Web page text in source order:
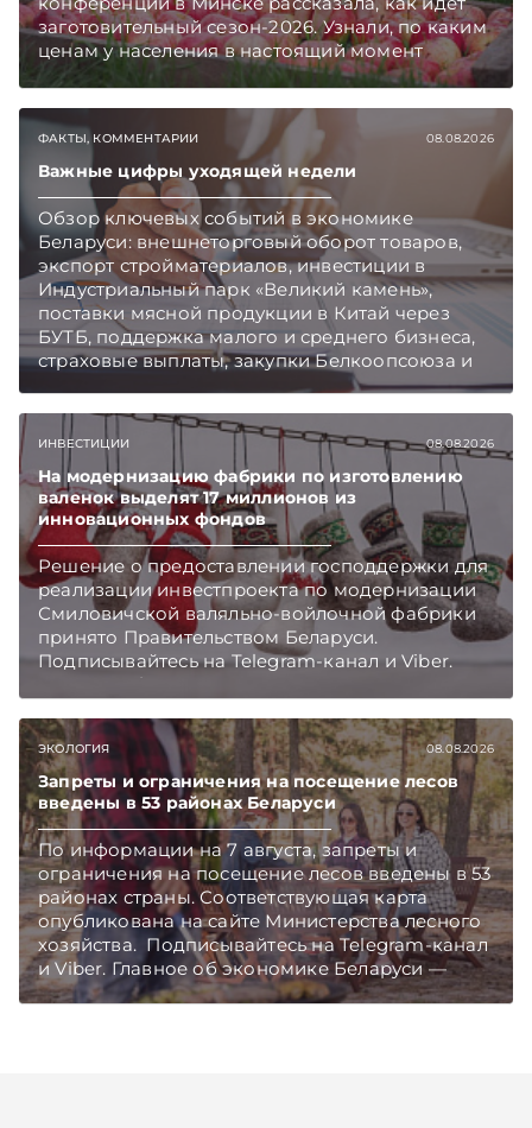
заготовительный сезон-2026. Узнали, по каким
ценам у населения в настоящий момент
закупают продукцию, сколько
как изменились правила игры в текущем году.
Подписывайтесь на Telegram‑канал и Viber.
Главное об экономике Беларуси — раньше,
чем в новостях TelegramViber
ФАКТЫ, КОММЕНТАРИИ 08.08.2026
Важные цифры уходящей недели
Обзор ключевых событий в экономике
Беларуси: внешнеторговый оборот товаров,
экспорт стройматериалов, инвестиции в
Индустриальный парк «Великий камень»,
поставки мясной продукции в Китай через
БУТБ, поддержка малого и среднего бизнеса,
страховые выплаты, закупки Белкоопсоюза и
рост продаж новых автомобилей.
Подписывайтесь на Telegram‑канал и Viber.
Главное об экономике Беларуси — раньше,
чем в новостях TelegramViber
ИНВЕСТИЦИИ 08.08.2026
На модернизацию фабрики по изготовлению
валенок выделят 17 миллионов из
инновационных фондов
Решение о предоставлении господдержки для
реализации инвестпроекта по модернизации
Смиловичской валяльно-войлочной фабрики
принято Правительством Беларуси.
Подписывайтесь на Telegram‑канал и Viber.
Главное об экономике Беларуси — раньше,
ЭКОЛОГИЯ 08.08.2026
Запреты и ограничения на посещение лесов
введены в 53 районах Беларуси
По информации на 7 августа, запреты и
ограничения на посещение лесов введены в 53
районах страны. Соответствующая карта
опубликована на сайте Министерства лесного
хозяйства. Подписывайтесь на Telegram‑канал
и Viber. Главное об экономике Беларуси —
раньше, чем в новостях TelegramViber